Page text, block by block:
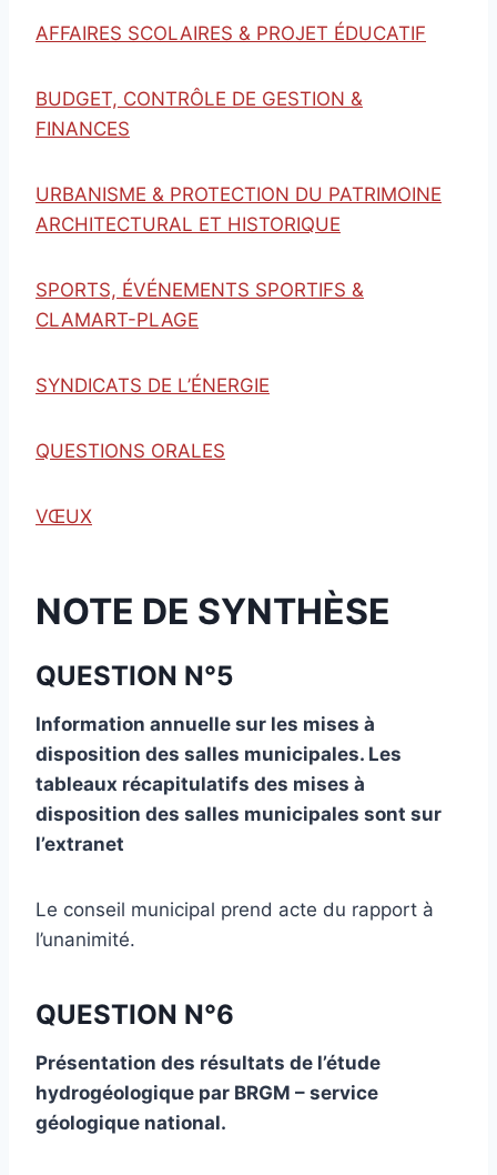
AFFAIRES SCOLAIRES & PROJET ÉDUCATIF
BUDGET, CONTRÔLE DE GESTION &
FINANCES
URBANISME & PROTECTION DU PATRIMOINE
ARCHITECTURAL ET HISTORIQUE
SPORTS, ÉVÉNEMENTS SPORTIFS &
CLAMART-PLAGE
SYNDICATS DE L’ÉNERGIE
QUESTIONS ORALES
VŒUX
NOTE DE SYNTHÈSE
QUESTION N°5
Information annuelle sur les mises à
disposition des salles municipales. Les
tableaux récapitulatifs des mises à
disposition des salles municipales sont sur
l’extranet
Le conseil municipal prend acte du rapport à
l’unanimité.
QUESTION N°6
Présentation des résultats de l’étude
hydrogéologique par BRGM – service
géologique national.